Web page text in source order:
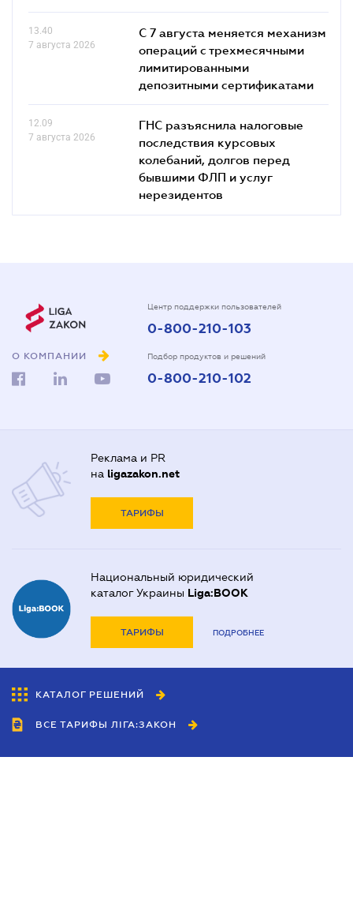
13.40
7 августа 2026
С 7 августа меняется механизм
операций с трехмесячными
лимитированными
депозитными сертификатами
12.09
7 августа 2026
ГНС разъяснила налоговые
последствия курсовых
колебаний, долгов перед
бывшими ФЛП и услуг
нерезидентов
О КОМПАНИИ
Центр поддержки пользователей
0-800-210-103
Подбор продуктов и решений
0-800-210-102
Реклама и PR
на ligazakon.net
ТАРИФЫ
Национальный юридический
каталог Украины Liga:BOOK
ТАРИФЫ ПОДРОБНЕЕ
КАТАЛОГ РЕШЕНИЙ
ВСЕ ТАРИФЫ ЛІГА:ЗАКОН